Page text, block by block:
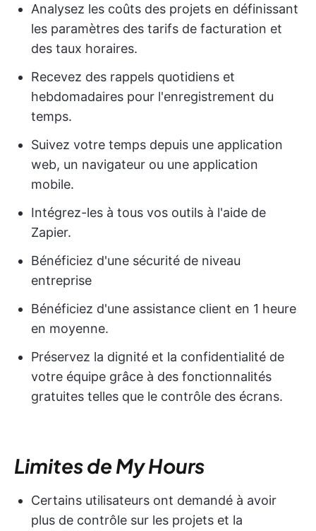
Analysez les coûts des projets en définissant
les paramètres des tarifs de facturation et
des taux horaires.
Recevez des rappels quotidiens et
hebdomadaires pour l'enregistrement du
temps.
Suivez votre temps depuis une application
web, un navigateur ou une application
mobile.
Intégrez-les à tous vos outils à l'aide de
Zapier.
Bénéficiez d'une sécurité de niveau
entreprise
Bénéficiez d'une assistance client en 1 heure
en moyenne.
Préservez la dignité et la confidentialité de
votre équipe grâce à des fonctionnalités
gratuites telles que le contrôle des écrans.
Limites de My Hours
Certains utilisateurs ont demandé à avoir
plus de contrôle sur les projets et la